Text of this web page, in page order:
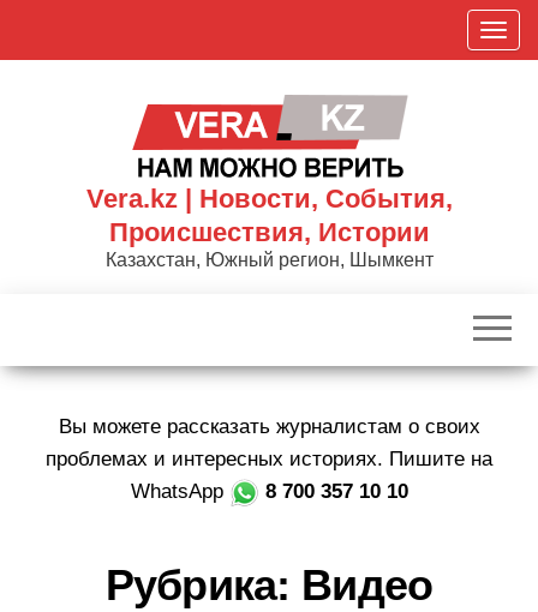
П
о
к
р
Vera.kz | Новости, События,
Происшествия, Истории
Казахстан, Южный регион, Шымкент
Вы можете рассказать журналистам о своих
проблемах и интересных историях. Пишите на
WhatsApp
8 700 357 10 10
Рубрика: Видео